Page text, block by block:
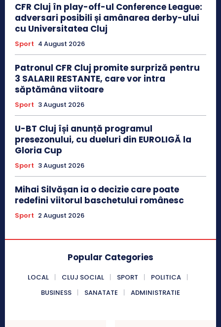
CFR Cluj în play-off-ul Conference League:
adversari posibili și amânarea derby-ului
cu Universitatea Cluj
Sport 4 August 2026
Patronul CFR Cluj promite surpriză pentru
3 SALARII RESTANTE, care vor intra
săptămâna viitoare
Sport 3 August 2026
U-BT Cluj își anunță programul
presezonului, cu dueluri din EUROLIGĂ la
Gloria Cup
Sport 3 August 2026
Mihai Silvășan ia o decizie care poate
redefini viitorul baschetului românesc
Sport 2 August 2026
Popular Categories
LOCAL CLUJ SOCIAL SPORT
POLITICA
BUSINESS
SANATATE ADMINISTRATIE